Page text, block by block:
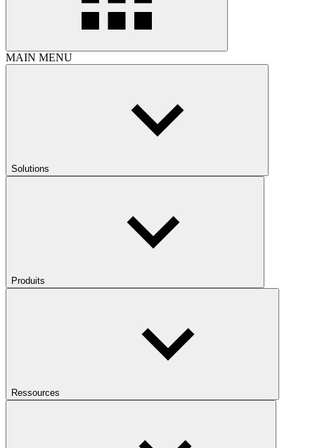
MAIN MENU
Solutions
Produits
Ressources